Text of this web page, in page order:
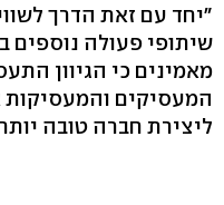
"יחד עם זאת הדרך
שיתופי פעולה נוספים
מאמינים כי הגיוון
המעסיקים והמעסיקות
ליצירת חברה טובה